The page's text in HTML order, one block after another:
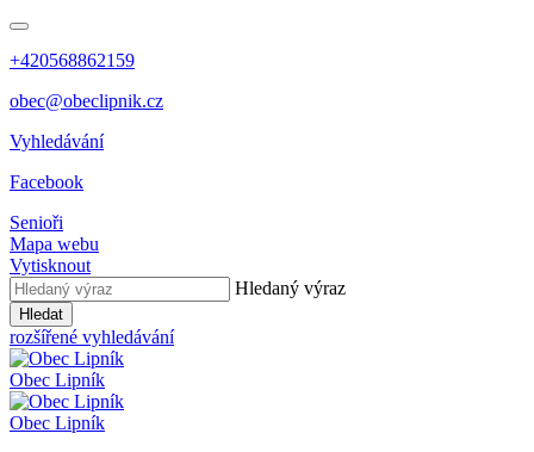
+420568862159
obec@obeclipnik.cz
Vyhledávání
Facebook
Senioři
Mapa webu
Vytisknout
Hledaný výraz
Hledat
rozšířené vyhledávání
Obec Lipník
Obec Lipník